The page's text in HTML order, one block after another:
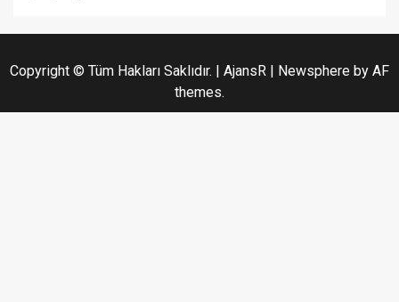
Copyright © Tüm Hakları Saklıdır. | AjansR | Newsphere by AF
themes.